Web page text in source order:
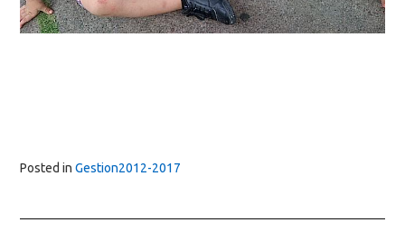
Posted in Gestion2012-2017